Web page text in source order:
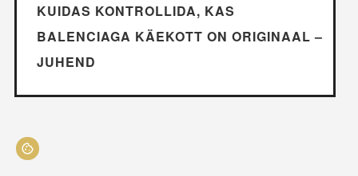
KUIDAS KONTROLLIDA, KAS
BALENCIAGA KÄEKOTT ON ORIGINAAL –
JUHEND